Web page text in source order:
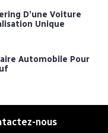
D’une Voiture
Unique
Automobile Pour
nous